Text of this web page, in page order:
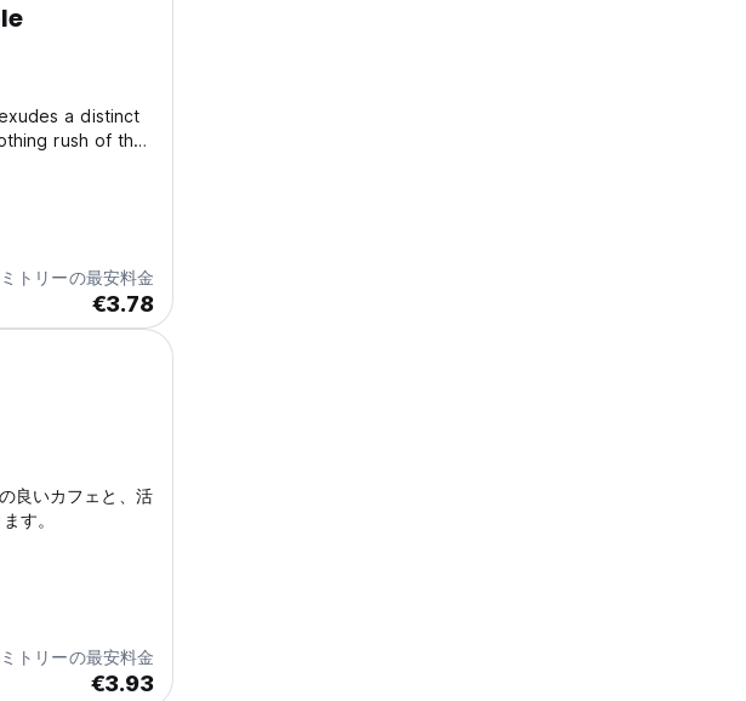
a distinct
rush of the
this
ミトリーの最安料金
€3.78
良いカフェと、活
す。
ミトリーの最安料金
€3.93